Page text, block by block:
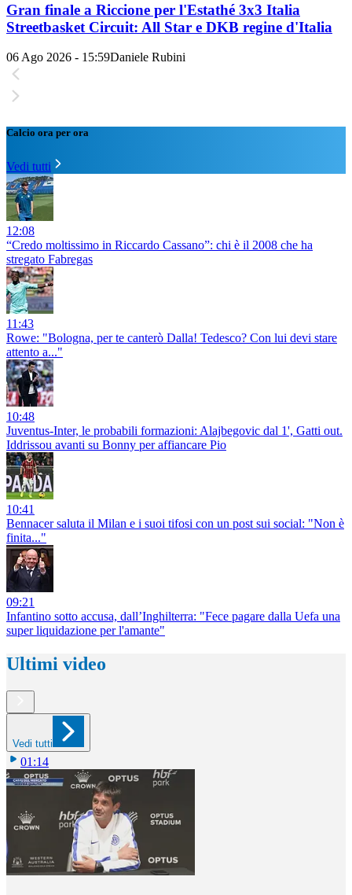
Gran finale a Riccione per l'Estathé 3x3 Italia
Streetbasket Circuit: All Star e DKB regine d'Italia
06 Ago 2026 - 15:59Daniele Rubini
Calcio ora per ora
Vedi tutti
12:08
“Credo moltissimo in Riccardo Cassano”: chi è il 2008 che ha
stregato Fabregas
11:43
Rowe: "Bologna, per te canterò Dalla! Tedesco? Con lui devi stare
attento a..."
10:48
Juventus-Inter, le probabili formazioni: Alajbegovic dal 1', Gatti out.
Iddrissou avanti su Bonny per affiancare Pio
10:41
Bennacer saluta il Milan e i suoi tifosi con un post sui social: "Non è
finita..."
09:21
Infantino sotto accusa, dall’Inghilterra: "Fece pagare dalla Uefa una
super liquidazione per l'amante"
Ultimi video
Vedi tutti
01:14